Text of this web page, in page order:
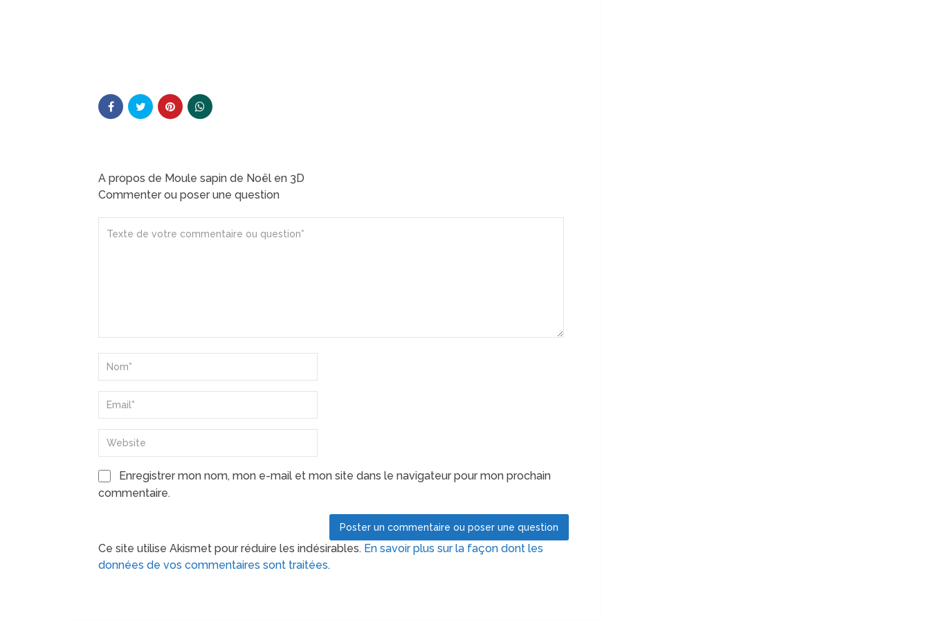
A propos de Moule sapin de Noël en 3D
Commenter ou poser une question
Enregistrer mon nom, mon e-mail et mon site dans le navigateur pour mon prochain
commentaire.
Ce site utilise Akismet pour réduire les indésirables. En savoir plus sur la façon dont les
données de vos commentaires sont traitées.